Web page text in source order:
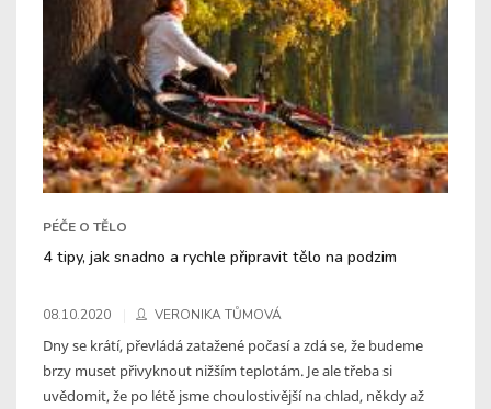
PÉČE O TĚLO
4 tipy, jak snadno a rychle připravit tělo na podzim
08.10.2020 VERONIKA TŮMOVÁ
Dny se krátí, převládá zatažené počasí a zdá se, že budeme
brzy muset přivyknout nižším teplotám. Je ale třeba si
uvědomit, že po létě jsme choulostivější na chlad, někdy až